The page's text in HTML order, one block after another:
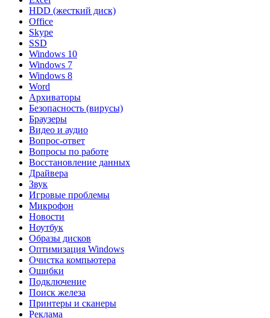
HDD (жесткий диск)
Office
Skype
SSD
Windows 10
Windows 7
Windows 8
Word
Архиваторы
Безопасность (вирусы)
Браузеры
Видео и аудио
Вопрос-ответ
Вопросы по работе
Восстановление данных
Драйвера
Звук
Игровые проблемы
Микрофон
Новости
Ноутбук
Образы дисков
Оптимизация Windows
Очистка компьютера
Ошибки
Подключение
Поиск железа
Принтеры и сканеры
Реклама